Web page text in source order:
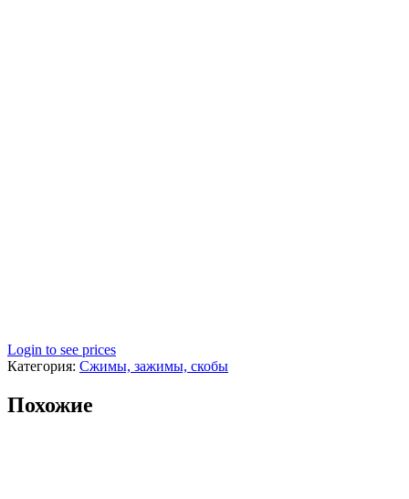
Login to see prices
Категория: Сжимы, зажимы, скобы
Похожие